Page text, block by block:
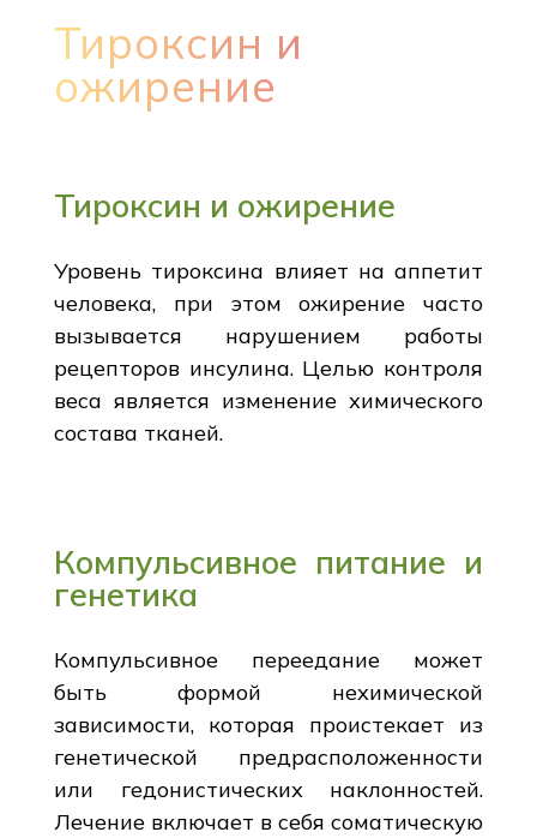
Тироксин и
ожирение
Тироксин и ожирение
Уровень тироксина влияет на аппетит
человека, при этом ожирение часто
вызывается нарушением работы
рецепторов инсулина. Целью контроля
веса является изменение химического
состава тканей.
Компульсивное питание и
генетика
Компульсивное переедание может
быть формой нехимической
зависимости, которая проистекает из
генетической предрасположенности
или гедонистических наклонностей.
Лечение включает в себя соматическую